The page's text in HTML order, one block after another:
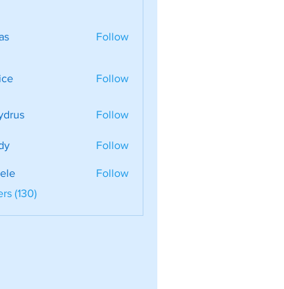
Follow
Follow
Follow
Follow
Follow
(130)